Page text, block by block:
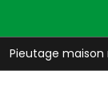
Pieutage